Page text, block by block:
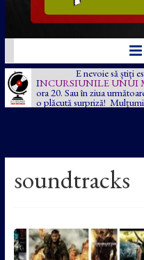
E nevoie să știți
INCURSIUNILE UNUI
ora 20. Sau în ziua
o plăcută surpriză!
soundtracks